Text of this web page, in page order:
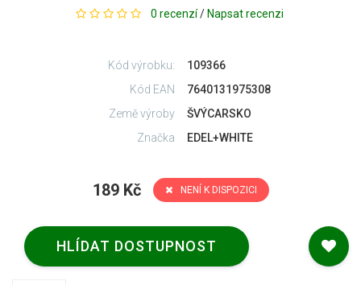
0 recenzí / Napsat recenzi
Kód výrobku:
109366
Kód EAN
7640131975308
Země výroby
ŠVÝCARSKO
Značka
EDEL+WHITE
189 Kč NENÍ K DISPOZICI
HLÍDAT DOSTUPNOST